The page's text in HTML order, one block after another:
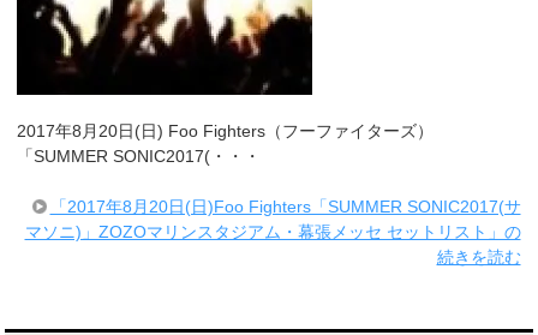
2017年8月20日(日) Foo Fighters（フーファイターズ）
「SUMMER SONIC2017(・・・
「2017年8月20日(日)Foo Fighters「SUMMER SONIC2017(サ
マソニ)」ZOZOマリンスタジアム・幕張メッセ セットリスト」の
続きを読む